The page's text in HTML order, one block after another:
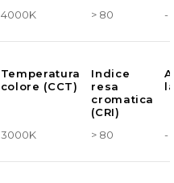
4000K > 80 -
Temperatura
colore (CCT)
Indice
resa
cromatica
(CRI)
3000K > 80 -